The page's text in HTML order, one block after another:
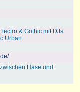
& Gothic mit DJs
Urban
Hase und: